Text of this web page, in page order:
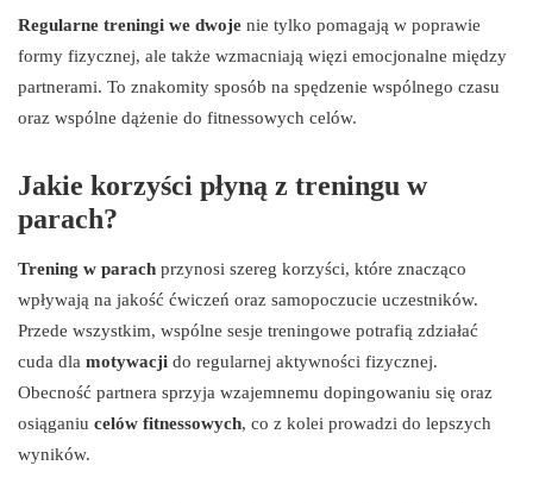
Regularne treningi we dwoje nie tylko pomagają w poprawie
formy fizycznej, ale także wzmacniają więzi emocjonalne między
partnerami. To znakomity sposób na spędzenie wspólnego czasu
oraz wspólne dążenie do fitnessowych celów.
Jakie korzyści płyną z treningu w
parach?
Trening w parach przynosi szereg korzyści, które znacząco
wpływają na jakość ćwiczeń oraz samopoczucie uczestników.
Przede wszystkim, wspólne sesje treningowe potrafią zdziałać
cuda dla motywacji do regularnej aktywności fizycznej.
Obecność partnera sprzyja wzajemnemu dopingowaniu się oraz
osiąganiu celów fitnessowych, co z kolei prowadzi do lepszych
wyników.